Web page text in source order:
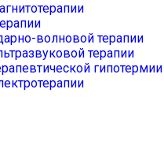
волновой терапии
терапии